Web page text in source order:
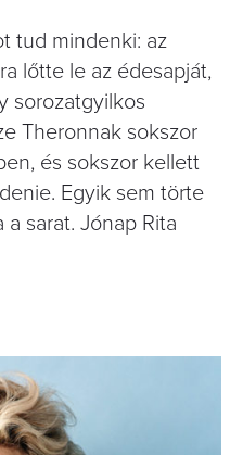
tud mindenki: az
lőtte le az édesapját,
sorozatgyilkos
Theronnak sokszor
és sokszor kellett
Egyik sem törte
sarat. Jónap Rita